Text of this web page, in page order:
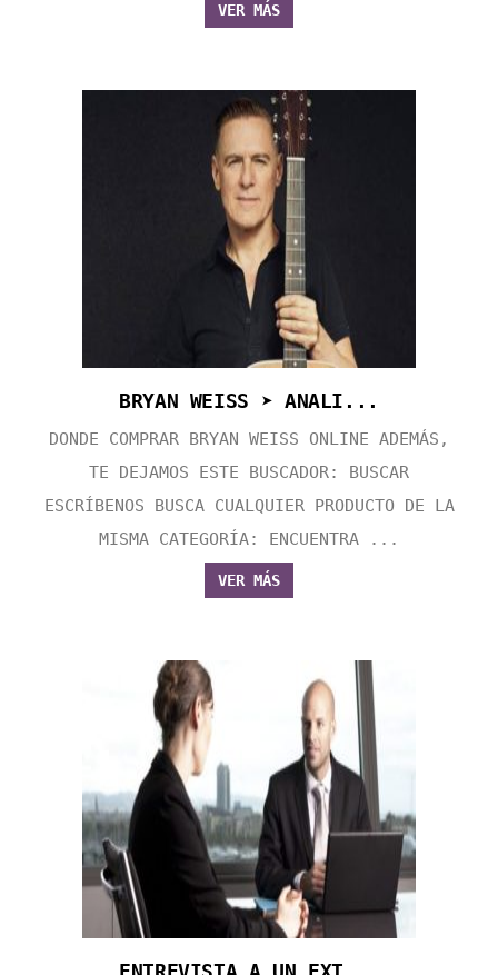
VER MÁS
BRYAN WEISS ➤ ANALI...
DONDE COMPRAR BRYAN WEISS ONLINE ADEMÁS,
TE DEJAMOS ESTE BUSCADOR: BUSCAR
ESCRÍBENOS BUSCA CUALQUIER PRODUCTO DE LA
MISMA CATEGORÍA: ENCUENTRA ...
VER MÁS